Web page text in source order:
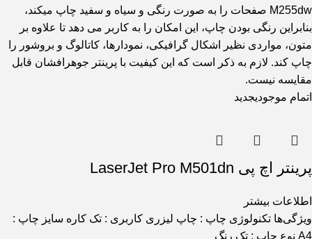
M255dw صفحات را به صورت رنگی و سیاه و سفید چاپ میکند،
بنابراین رنگی بودن چاپ، این امکان را به کاربر می ‌دهد تا علاوه بر
متون، مواردی نظیر اشکال گرافیکی، نمودارها، کاتالوگ‌ و بروشور را
چاپ کند. لازم به ذکر است که این کیفیت با پرینتر جوهرافشان قابل
‌مقایسه نیست.
اتمام موجودیجدید
پرینتر اچ پی LaserJet Pro M501dn
اطلاعات بیشتر
ویژگی‌ها تکنولوژی چاپ : چاپ لیزری کاربری : تک کاره سایز چاپ :
A4 نوع چاپ : تک رنگ